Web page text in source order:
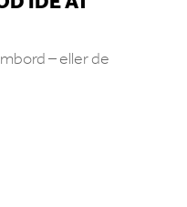
– eller de